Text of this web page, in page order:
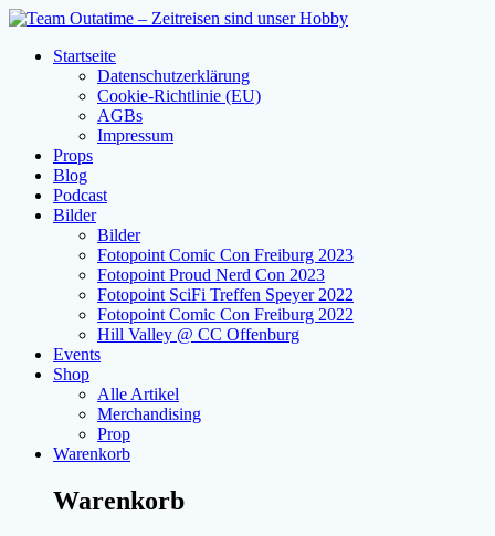
Zum
springenStartseite
Datenschutzerklärung
Cookie-Richtlinie (EU)
AGBs
Impressum
Props
Blog
Podcast
Bilder
Bilder
Fotopoint Comic Con Freiburg 2023
Fotopoint Proud Nerd Con 2023
Fotopoint SciFi Treffen Speyer 2022
Fotopoint Comic Con Freiburg 2022
Hill Valley @ CC Offenburg
Events
Shop
Alle Artikel
Merchandising
Prop
Warenkorb
Warenkorb